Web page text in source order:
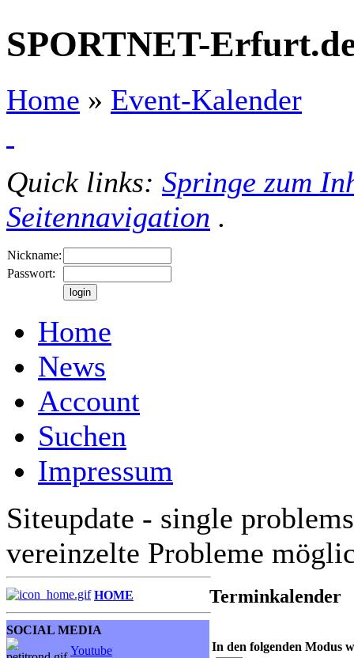
SPORTNET-
Home » Event-Kalender
Quick links: Springe zum
Seitennavigation .
Nickname:
Passwort:
Home
News
Account
Suchen
Impressum
Siteupdate - single
vereinzelte Probleme
HOME
SOCIAL MEDIA
Youtube
Terminkalender
In den folgenden Modus